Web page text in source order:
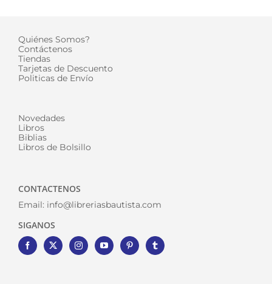
Quiénes Somos?
Contáctenos
Tiendas
Tarjetas de Descuento
Politicas de Envío
Novedades
Libros
Biblias
Libros de Bolsillo
CONTACTENOS
Email: info@libreriasbautista.com
SIGANOS